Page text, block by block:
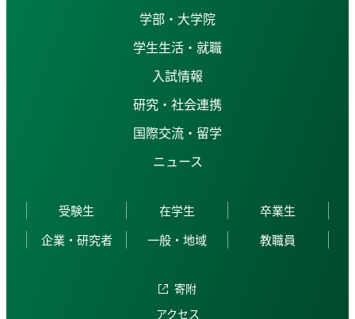
学部・大学院
学生生活・就職
入試情報
研究・社会連携
国際交流・留学
ニュース
受験生 在学生
卒業生
企業・研究者
一般・地域 教職員
寄附
アクセス